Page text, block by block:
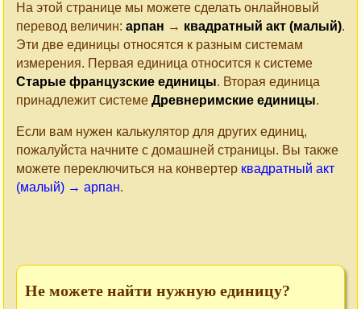
На этой странице мы можете сделать онлайновый
перевод величин: арпан → квадратный акт (малый).
Эти две единицы относятся к разным системам
измерения. Первая единица относится к системе
Старые французские единицы. Вторая единица
принадлежит системе Древнеримские единицы.
Если вам нужен калькулятор для других единиц,
пожалуйста начните с домашней страницы. Вы также
можете переключиться на конвертер квадратный акт
(малый) → арпан.
Не можете найти нужную единицу?